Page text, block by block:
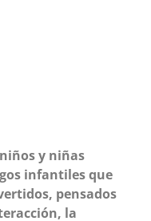
y niñas
infantiles que
pensados
la